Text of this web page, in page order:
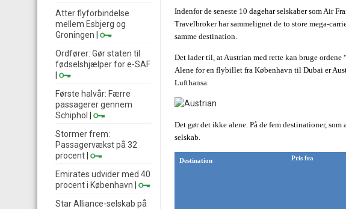
Indenfor de seneste 10 dagehar selskaber som Air
Travelbroker har sammelignet de to store mega-
samme destination.
Det lader til, at Austrian med rette kan bruge ordene
Alene for en flybillet fra København til Dubai er
Lufthansa.
Det gør det ikke alene. På de fem destinationer,
selskab.
Destination Pris fra
Atter flyforbindelse
mellem Esbjerg og
Groningen
Ordfører: Gør staten til
fødselshjælper for e-SAF
Første halvår: Færre
passagerer gennem
Schiphol
Stormer frem:
Passagervækst på 32
procent
Emirates udvider med 40
procent i København
Star Alliance-selskab på